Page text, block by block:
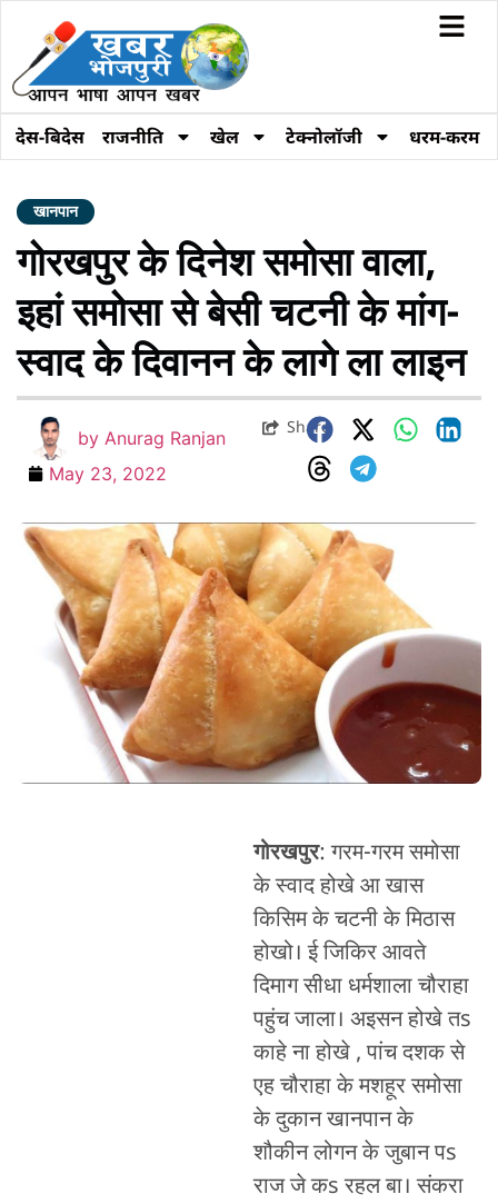
देस-बिदेस राजनीति खेल टेक्नोलॉजी धरम-करम
खानपान
गोरखपुर के दिनेश समोसा वाला,
इहां समोसा से बेसी चटनी के मांग-
स्वाद के दिवानन के लागे ला लाइन
by Anurag Ranjan
May 23, 2022
Share
गोरखपुर: गरम-गरम समोसा
के स्वाद होखे आ खास
किसिम के चटनी के मिठास
होखो। ई जिकिर आवते
दिमाग सीधा धर्मशाला चौराहा
पहुंच जाला। अइसन होखे तs
काहे ना होखे , पांच दशक से
एह चौराहा के मशहूर समोसा
के दुकान खानपान के
शौकीन लोगन के जुबान पs
राज जे कs रहल बा। संकरा